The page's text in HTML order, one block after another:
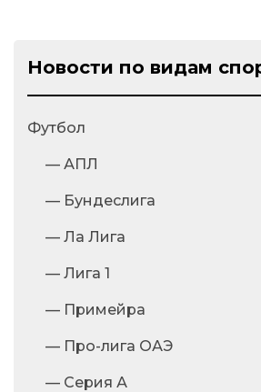
Новости по видам
Футбол
— АПЛ
— Бундеслига
— Ла Лига
— Лига 1
— Примейра
— Про-лига ОАЭ
— Серия А